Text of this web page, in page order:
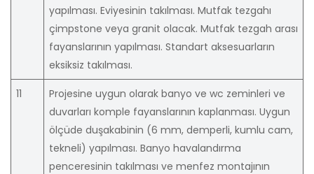
yapılması. Eviyesinin takılması. Mutfak tezgahı
çimpstone veya granit olacak. Mutfak tezgah arası
fayanslarının yapılması. Standart aksesuarların
eksiksiz takılması.
11
Projesine uygun olarak banyo ve wc zeminleri ve
duvarları komple fayanslarının kaplanması. Uygun
ölçüde duşakabinin (6 mm, demperli, kumlu cam,
tekneli) yapılması. Banyo havalandırma
penceresinin takılması ve menfez montajının